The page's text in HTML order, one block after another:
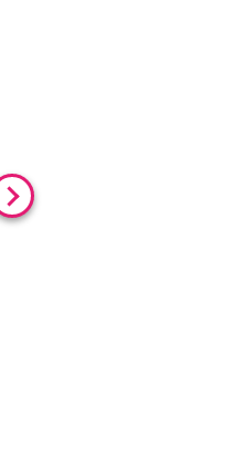
HARIO 一膳屋 耐熱
ガラス製電子レンジ用